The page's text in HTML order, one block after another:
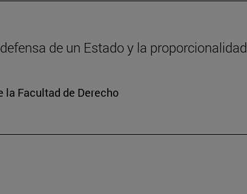
de un Estado y la proporcionalidad
la Facultad de Derecho